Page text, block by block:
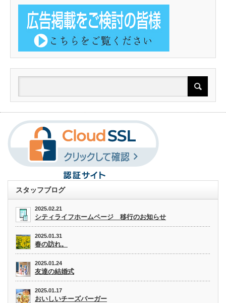
スタッフブログ
2025.02.21
シティライフホームページ 移行のお知らせ
2025.01.31
春の訪れ。
2025.01.24
友達の結婚式
2025.01.17
おいしいチーズバーガー